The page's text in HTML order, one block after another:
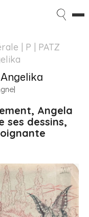
| P | PATZ
Angela
ses dessins,